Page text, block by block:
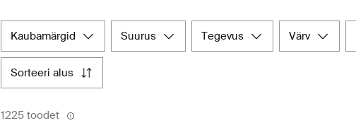
kaubamärgid suurus tegevus värv
sorteeri alus
1225 toodet